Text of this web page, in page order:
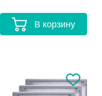
В корзину